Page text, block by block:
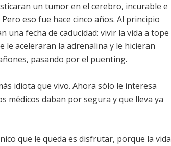
un tumor en el cerebro, incurable e
eso fue hace cinco años. Al principio
una fecha de caducidad: vivir la vida a tope
le aceleraran la adrenalina y le hicieran
pasando por el puenting.
idiota que vivo. Ahora sólo le interesa
médicos daban por segura y que lleva ya
que le queda es disfrutar, porque la vida